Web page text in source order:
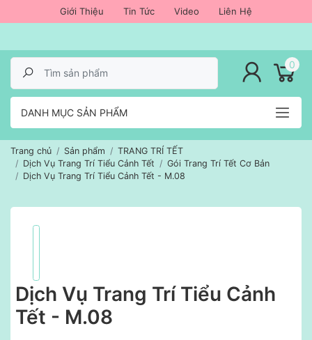
Giới Thiệu Tin Tức Video Liên Hệ
DANH MỤC SẢN PHẨM
0
Trang chủ Sản phẩm
TRANG TRÍ TẾT
Dịch Vụ Trang Trí Tiểu Cảnh Tết
Gói Trang Trí Tết Cơ Bản
Dịch Vụ Trang Trí Tiểu Cảnh Tết - M.08
Dịch Vụ Trang Trí Tiểu Cảnh
Tết - M.08